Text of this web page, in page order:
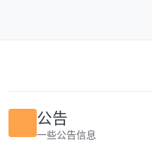
公告
一些公告信息